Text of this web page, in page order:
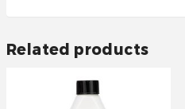
Related products